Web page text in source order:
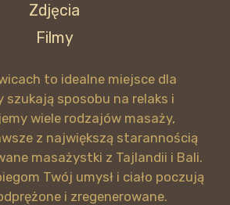
Zdjęcia
Filmy
to idealne miejsce dla
sposobu na relaks i
wiele rodzajów masaży,
z największą starannością
masażystki z Tajlandii i Bali.
Twój umysł i ciało poczują
i zregenerowane.